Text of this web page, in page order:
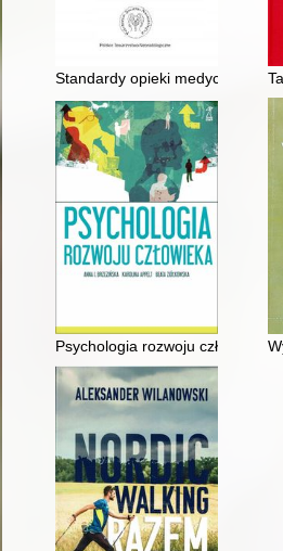
Standardy opieki medycznej
Psychologia rozwoju człowieka